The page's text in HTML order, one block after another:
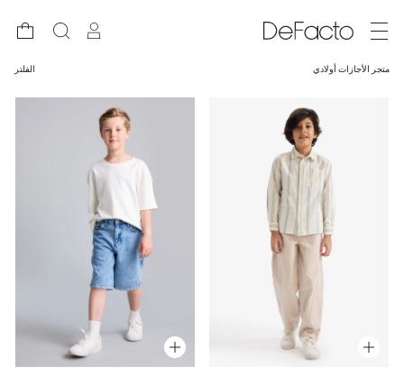
متجر الأجازات أولادي الفلتر